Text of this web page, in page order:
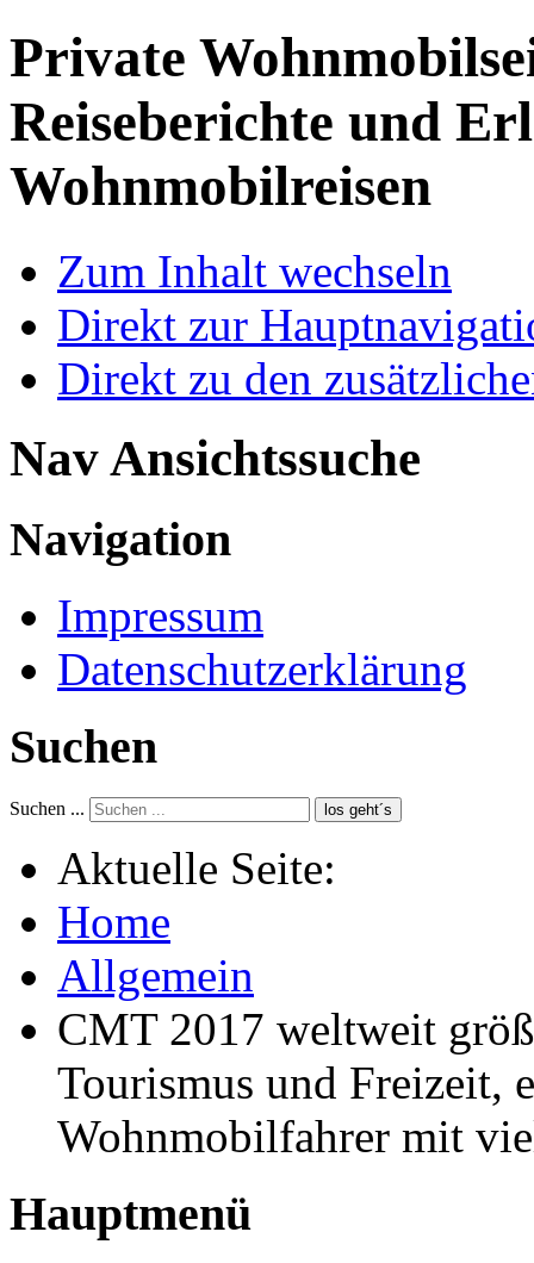
Private
Reiseberichte und
Wohnmobilreisen
Zum Inhalt wechseln
Direkt zur
Direkt zu den
Nav Ansichtssuche
Navigation
Impressum
Datenschutzerklärung
Suchen
Suchen ... los geht´s
Aktuelle Seite:
Home
Allgemein
CMT 2017 weltweit
Tourismus und Freizeit,
Wohnmobilfahrer mit
Hauptmenü